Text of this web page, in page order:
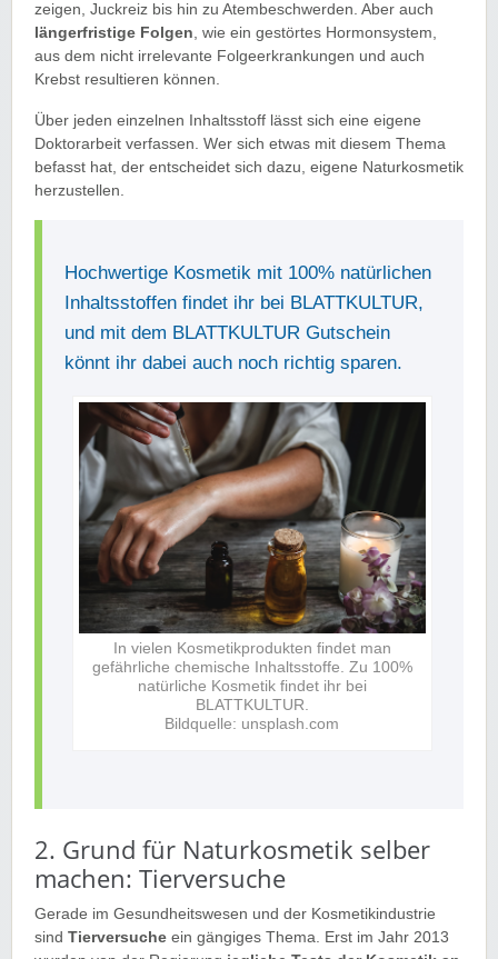
zeigen, Juckreiz bis hin zu Atembeschwerden. Aber auch
längerfristige Folgen, wie ein gestörtes Hormonsystem,
aus dem nicht irrelevante Folgeerkrankungen und auch
Krebst resultieren können.
Über jeden einzelnen Inhaltsstoff lässt sich eine eigene
Doktorarbeit verfassen. Wer sich etwas mit diesem Thema
befasst hat, der entscheidet sich dazu, eigene Naturkosmetik
herzustellen.
Hochwertige Kosmetik mit 100% natürlichen
Inhaltsstoffen findet ihr bei BLATTKULTUR,
und mit dem BLATTKULTUR Gutschein
könnt ihr dabei auch noch richtig sparen.
In vielen Kosmetikprodukten findet man
gefährliche chemische Inhaltsstoffe. Zu 100%
natürliche Kosmetik findet ihr bei
BLATTKULTUR.
Bildquelle: unsplash.com
2. Grund für Naturkosmetik selber
machen: Tierversuche
Gerade im Gesundheitswesen und der Kosmetikindustrie
sind Tierversuche ein gängiges Thema. Erst im Jahr 2013